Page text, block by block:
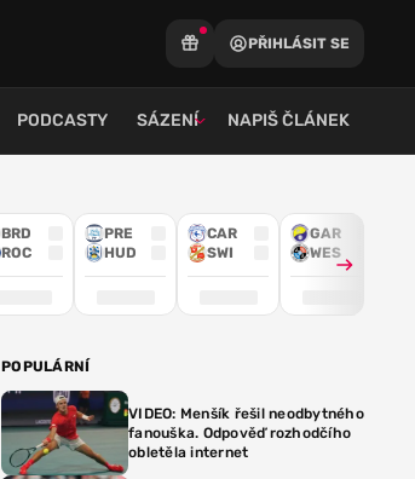
PŘIHLÁSIT SE
PODCASTY SÁZENÍ NAPIŠ ČLÁNEK
BRD
ROC
PRE
HUD
CAR
SWI
GAR
WES
POPULÁRNÍ
VIDEO: Menšík řešil neodbytného
fanouška. Odpověď rozhodčího
obletěla internet